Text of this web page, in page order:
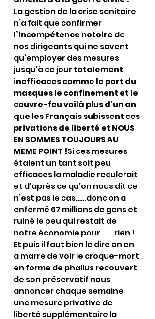
La gestion de la crise sanitaire
n’a fait que confirmer
l’incompétence notoire de
nos dirigeants qui ne savent
qu’employer des mesures
jusqu’à ce jour totalement
inefficaces comme le port du
masques le confinement et le
couvre-feu voilà plus d’un an
que les Français subissent ces
privations de liberté et NOUS
EN SOMMES TOUJOURS AU
MEME POINT !Si ces mesures
étaient un tant soit peu
efficaces la maladie reculerait
et d’après ce qu’on nous dit ce
n’est pas le cas……donc on a
enfermé 67 millions de gens et
ruiné le peu qui restait de
notre économie pour …….rien !
Et puis il faut bien le dire on en
a marre de voir le croque-mort
en forme de phallus recouvert
de son préservatif nous
annoncer chaque semaine
une mesure privative de
liberté supplémentaire la